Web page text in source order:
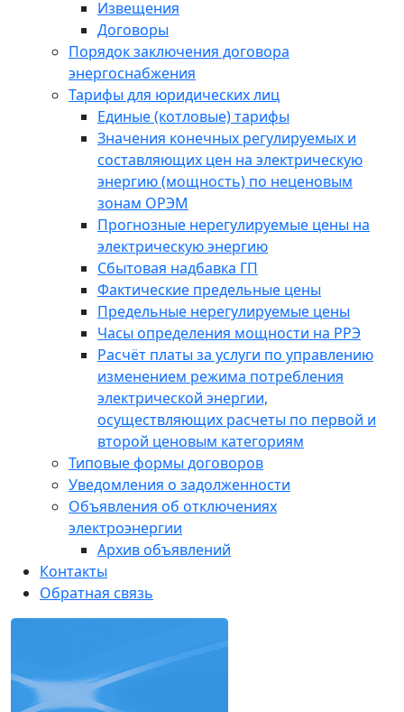
Извещения
Договоры
Порядок заключения договора
энергоснабжения
Тарифы для юридических лиц
Единые (котловые) тарифы
Значения конечных регулируемых и
составляющих цен на электрическую
энергию (мощность) по неценовым
зонам ОРЭМ
Прогнозные нерегулируемые цены на
электрическую энергию
Сбытовая надбавка ГП
Фактические предельные цены
Предельные нерегулируемые цены
Часы определения мощности на РРЭ
Расчёт платы за услуги по управлению
изменением режима потребления
электрической энергии,
осуществляющих расчеты по первой и
второй ценовым категориям
Типовые формы договоров
Уведомления о задолженности
Объявления об отключениях
электроэнергии
Архив объявлений
Контакты
Обратная связь